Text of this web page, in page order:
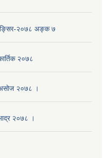
मङ्सिर-२०७८ अङ्क ७
२०७८
असोज २०७८ ।
२०७८ ।